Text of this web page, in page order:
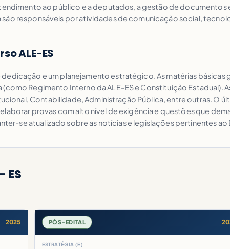
ao público e a deputados, a gestão de
são responsáveis por atividades de comunicação social,
ALE-ES
e um planejamento estratégico. As matérias
Regimento Interno da ALE-ES e Constituição
Contabilidade, Administração Pública, entre outras. O
provas com alto nível de exigência e questões que
se atualizado sobre as notícias e legislações pertinentes ao
ES
2025 PÓS-EDITAL
ESTRATÉGIA (E)